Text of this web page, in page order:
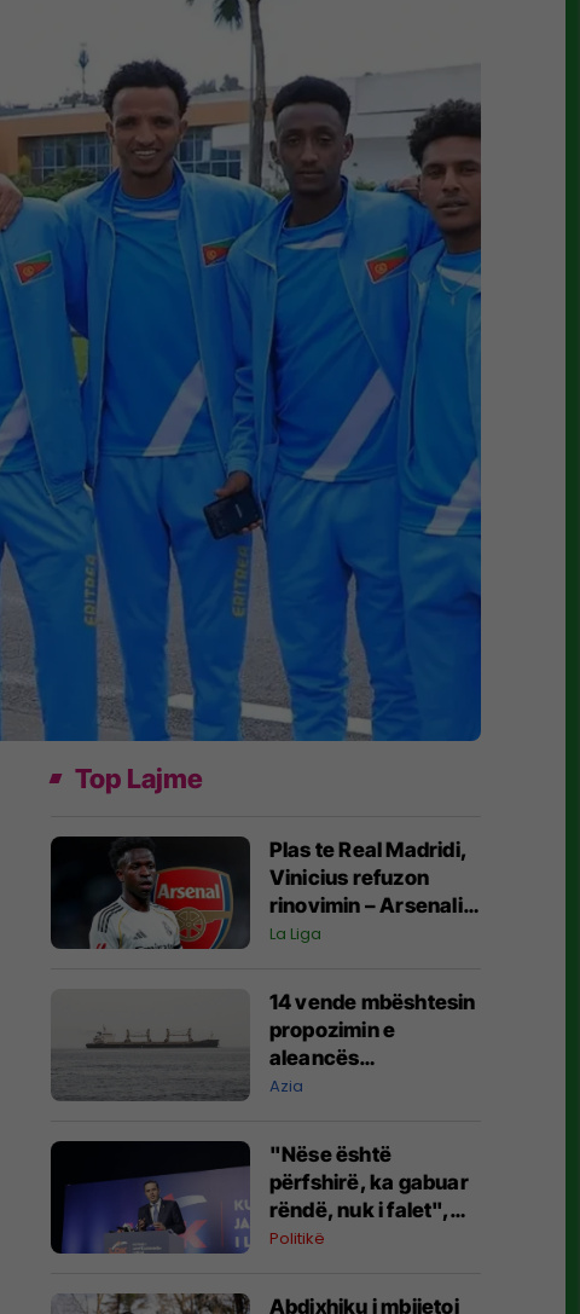
Top Lajme
Plas te Real Madridi,
Vinicius refuzon
rinovimin – Arsenali
gati ofertën 140
La Liga
14 vende mbështesin
propozimin e
aleancës
shumëkombëshe të
udhëhequr nga
Arabia Saudite
Azia
"Nëse është
përfshirë, ka gabuar
rëndë, nuk i falet",
Abdixhiku i çon
Ramës
Politikë
Abdixhiku i mbijetoi